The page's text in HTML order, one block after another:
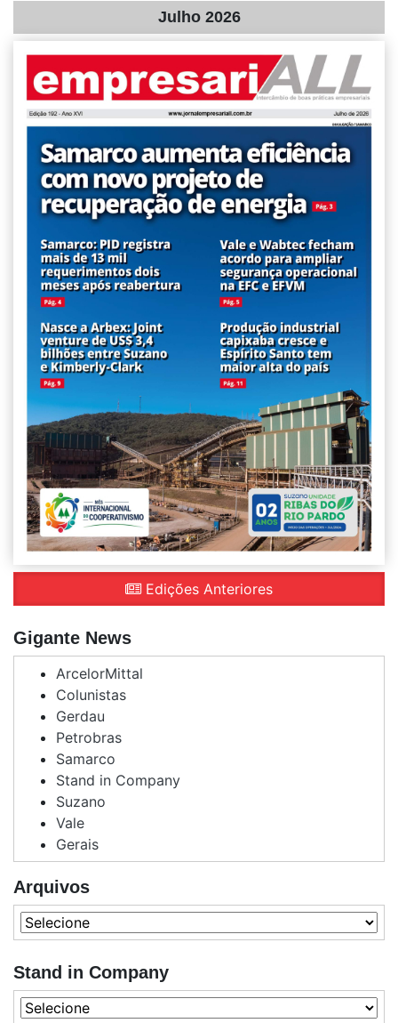
Julho 2026
Edições Anteriores
Gigante News
ArcelorMittal
Colunistas
Gerdau
Petrobras
Samarco
Stand in Company
Suzano
Vale
Gerais
Arquivos
Stand in Company